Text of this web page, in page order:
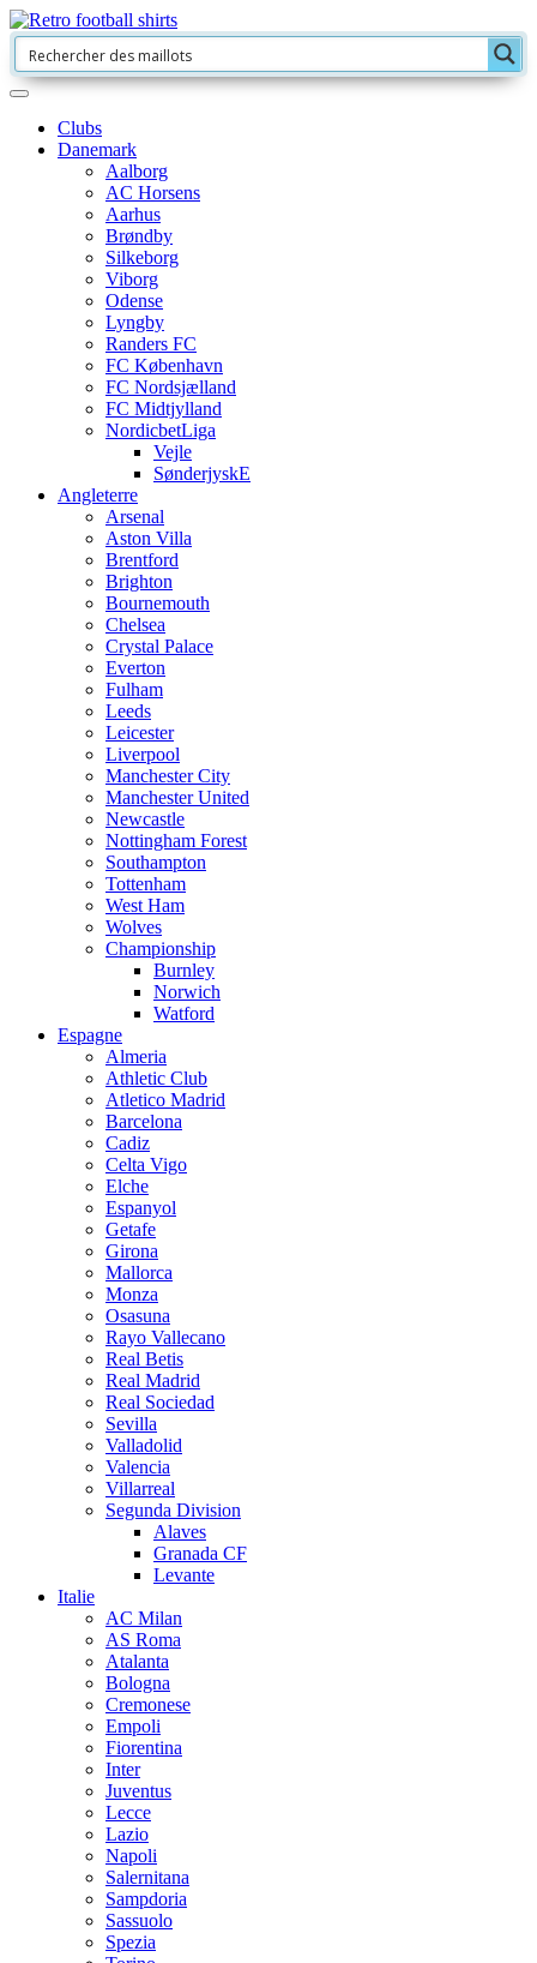
Clubs
Danemark
Aalborg
AC Horsens
Aarhus
Brøndby
Silkeborg
Viborg
Odense
Lyngby
Randers FC
FC København
FC Nordsjælland
FC Midtjylland
NordicbetLiga
Vejle
SønderjyskE
Angleterre
Arsenal
Aston Villa
Brentford
Brighton
Bournemouth
Chelsea
Crystal Palace
Everton
Fulham
Leeds
Leicester
Liverpool
Manchester City
Manchester United
Newcastle
Nottingham Forest
Southampton
Tottenham
West Ham
Wolves
Championship
Burnley
Norwich
Watford
Espagne
Almeria
Athletic Club
Atletico Madrid
Barcelona
Cadiz
Celta Vigo
Elche
Espanyol
Getafe
Girona
Mallorca
Monza
Osasuna
Rayo Vallecano
Real Betis
Real Madrid
Real Sociedad
Sevilla
Valladolid
Valencia
Villarreal
Segunda Division
Alaves
Granada CF
Levante
Italie
AC Milan
AS Roma
Atalanta
Bologna
Cremonese
Empoli
Fiorentina
Inter
Juventus
Lecce
Lazio
Napoli
Salernitana
Sampdoria
Sassuolo
Spezia